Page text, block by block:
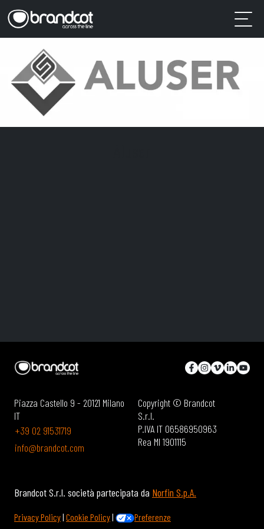
Piazza Castello 9 - 20121 Milano
IT
+39 02 91531719
info@brandcot.com
Copyright © Brandcot
S.r.l.
P.IVA IT 06586950963
Rea MI 1901115
Brandcot S.r.l. società partecipata da Norfin S.p.A.
Privacy Policy| Cookie Policy| Preferenze